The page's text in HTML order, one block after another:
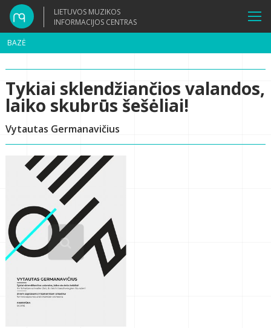
LIETUVOS MUZIKOS
INFORMACIJOS CENTRAS
BAZĖ
Tykiai sklendžiančios valandos,
laiko skubrūs šešėliai!
Vytautas Germanavičius